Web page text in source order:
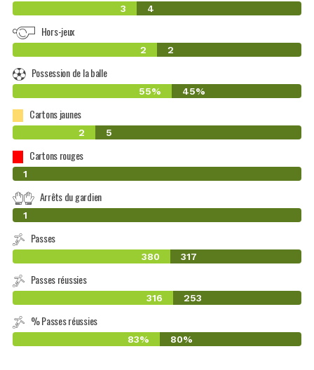
3 4
Hors-jeux
2 2
Possession de la balle
55% 45%
Cartons jaunes
2 5
Cartons rouges
0
1
Arrêts du gardien
0
1
Passes
380 317
Passes réussies
316 253
% Passes réussies
83% 80%